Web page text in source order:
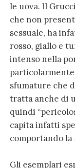
le uova. Il
che non
sessuale, ha
rosso, giallo e
intenso nella
sfumature che
tratta anche di
quindi
capita infatti
comportando la
Gli esemplari